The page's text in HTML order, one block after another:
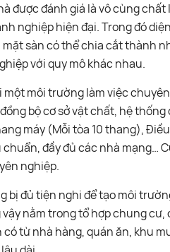
được đánh giá là vô cùng
nghiệp hiện đại. Trong đó
mặt sàn có thể chia cắt thành
với quy mô khác nhau.
một môi trường làm việc
bộ cơ sở vật chất, hệ
máy (Mỗi tòa 10 thang),
đầy đủ các nhà mạng…
nghiệp.
bị đủ tiện nghi để tạo môi
nằm trong tổ hợp chung
từ nhà hàng, quán ăn, khu